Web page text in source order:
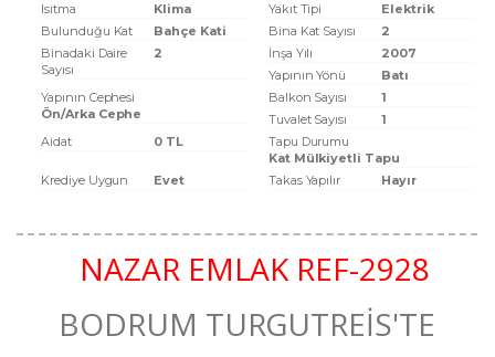
Isıtma Klima Yakıt Tipi
Elektrik
Bulunduğu Kat
Bahçe Kati Bina Kat Sayısı
2
Binadaki Daire
Sayısı
2 İnşa Yılı
2007
Yapının Yönü
Batı
Yapının Cephesi
Ön/Arka Cephe
Balkon Sayısı
1
Tuvalet Sayısı
1
Aidat
0 TL
Tapu Durumu
Kat Mülkiyetli Tapu
Krediye Uygun
Evet Takas Yapılır Hayır
NAZAR EMLAK REF-2928
BODRUM TURGUTREİS'TE